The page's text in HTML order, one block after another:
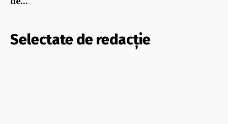
Selectate de redacție